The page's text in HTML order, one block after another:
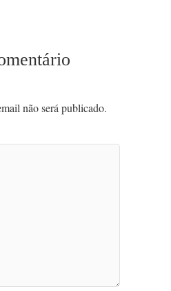
não será publicado.